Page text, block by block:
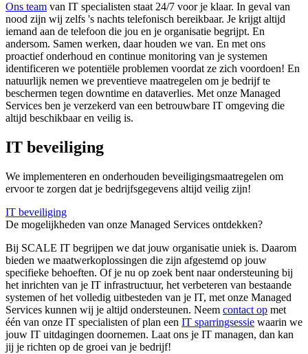
Ons team van IT specialisten staat 24/7 voor je klaar. In geval van
nood zijn wij zelfs 's nachts telefonisch bereikbaar. Je krijgt altijd
iemand aan de telefoon die jou en je organisatie begrijpt. En
andersom. Samen werken, daar houden we van. En met ons
proactief onderhoud en continue monitoring van je systemen
identificeren we potentiële problemen voordat ze zich voordoen! En
natuurlijk nemen we preventieve maatregelen om je bedrijf te
beschermen tegen downtime en dataverlies. Met onze Managed
Services ben je verzekerd van een betrouwbare IT omgeving die
altijd beschikbaar en veilig is.
IT beveiliging
We implementeren en onderhouden beveiligingsmaatregelen om
ervoor te zorgen dat je bedrijfsgegevens altijd veilig zijn!
IT beveiliging
De mogelijkheden van onze Managed Services ontdekken?
Bij SCALE IT begrijpen we dat jouw organisatie uniek is. Daarom
bieden we maatwerkoplossingen die zijn afgestemd op jouw
specifieke behoeften. Of je nu op zoek bent naar ondersteuning bij
het inrichten van je IT infrastructuur, het verbeteren van bestaande
systemen of het volledig uitbesteden van je IT, met onze Managed
Services kunnen wij je altijd ondersteunen. Neem contact op met
één van onze IT specialisten of plan een IT sparringsessie waarin we
jouw IT uitdagingen doornemen. Laat ons je IT managen, dan kan
jij je richten op de groei van je bedrijf!